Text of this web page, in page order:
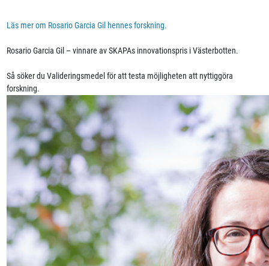
Läs mer om Rosario Garcia Gil hennes forskning.
Rosario Garcia Gil – vinnare av SKAPAs innovationspris i Västerbotten.
Så söker du Valideringsmedel för att testa möjligheten att nyttiggöra
forskning.